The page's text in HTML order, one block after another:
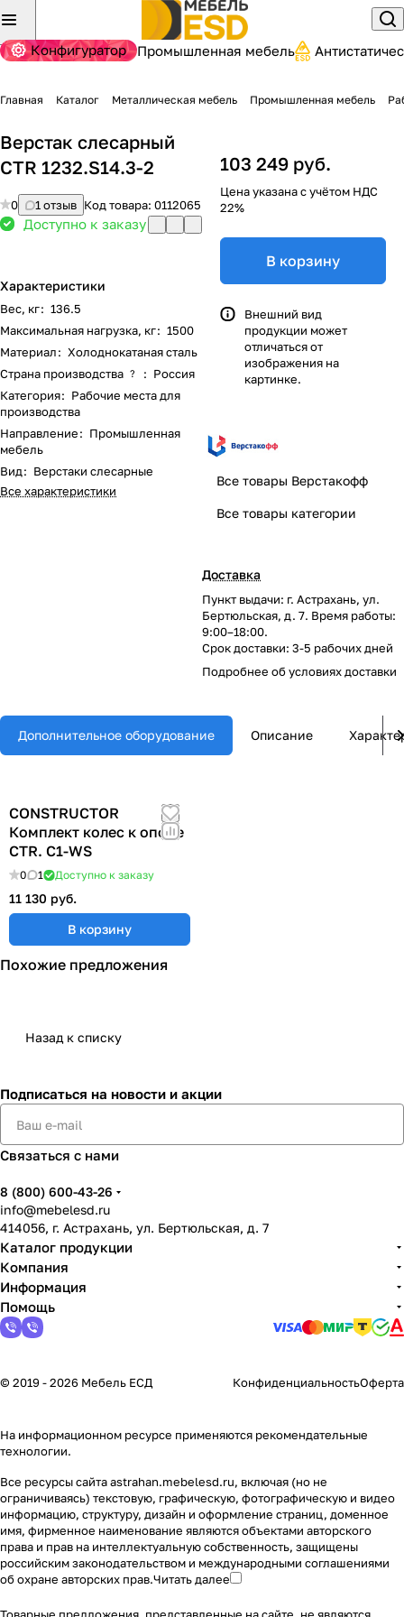
Конфигуратор Промышленная мебель
Главная Каталог Металлическая мебель Промышленная мебель
Верстак слесарный
CTR 1232.S14.3-2
0 1 отзыв Код товара: 0112065
Доступно к заказу
Характеристики
Вес, кг: 136.5
Максимальная нагрузка, кг: 1500
Материал: Холоднокатаная сталь
Страна производства ? : Россия
Категория: Рабочие места для
производства
Направление: Промышленная
мебель
Вид: Верстаки слесарные
Все характеристики
103 249 руб.
Цена указана с учётом НДС
22%
В корзину
Внешний вид
продукции может
отличаться от
изображения на
картинке.
Все товары Верстакофф
Все товары категории
Доставка
Пункт выдачи: г. Астрахань, ул.
Бертюльская, д. 7. Время работы:
9:00–18:00.
Срок доставки: 3-5 рабочих дней
Подробнее обусловиях доставки
Дополнительное оборудование Описание
CONSTRUCTOR
Комплект колес к опоре
CTR. C1-WS
0 1 Доступно к заказу
11 130 руб.
В корзину
Похожие предложения
Назад к списку
Подписаться на новости и акции
Связаться с нами
8 (800) 600-43-26
info@mebelesd.ru
414056, г. Астрахань, ул. Бертюльская, д. 7
Каталог продукции
Компания
Информация
Помощь
© 2019 - 2026 Мебель ЕСД КонфиденциальностьОферта
На информационном ресурсе применяются рекомендательные
технологии.
Все ресурсы сайта astrahan.mebelesd.ru, включая (но не
ограничиваясь) текстовую, графическую, фотографическую и видео
информацию, структуру, дизайн и оформление страниц, доменное
имя, фирменное наименование являются объектами авторского
права и прав на интеллектуальную собственность, защищены
российским законодательством и международными соглашениями
об охране авторских прав.Читать далее